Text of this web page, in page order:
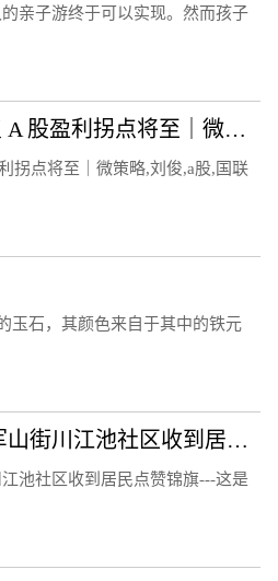
亲子游终于可以实现。然而孩子
刘俊：景气不断修复 A 股盈利拐点将至｜微策略
拐点将至｜微策略,刘俊,a股,国联
玉石，其颜色来自于其中的铁元
情系万千业主 武汉军山街川江池社区收到居民点赞锦旗
池社区收到居民点赞锦旗---这是